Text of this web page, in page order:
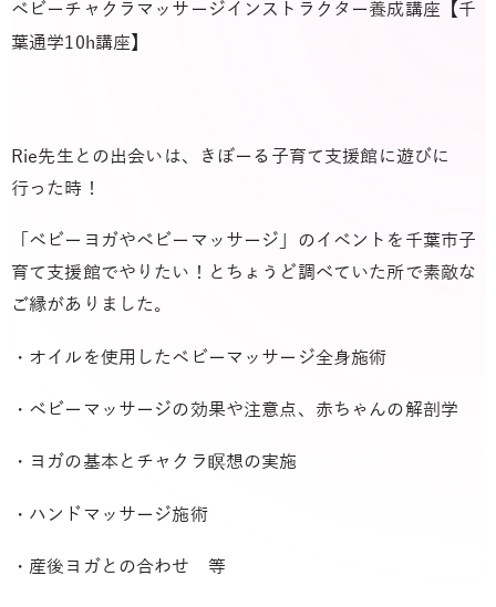
ベビーチャクラマッサージインストラクター養成講座【千
葉通学10h講座】
Rie先生との出会いは、きぼーる子育て支援館に遊びに
行った時！
「ベビーヨガやベビーマッサージ」のイベントを千葉市子
育て支援館でやりたい！とちょうど調べていた所で素敵な
ご縁がありました。
・オイルを使用したベビーマッサージ全身施術
・ベビーマッサージの効果や注意点、赤ちゃんの解剖学
・ヨガの基本とチャクラ瞑想の実施
・ハンドマッサージ施術
・産後ヨガとの合わせ 等